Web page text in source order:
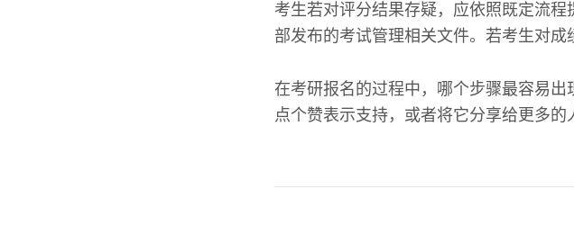
考生若对评分结果存疑，应依照既定流
部发布的考试管理相关文件。若考生对成
在考研报名的过程中，哪个步骤最容易
点个赞表示支持，或者将它分享给更多的